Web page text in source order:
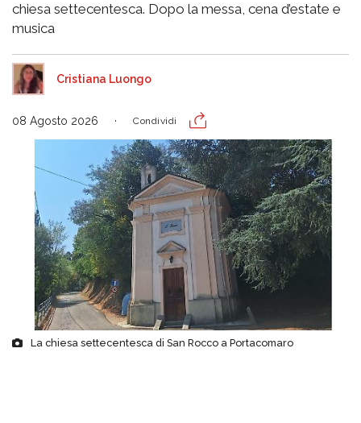
chiesa settecentesca. Dopo la messa, cena d’estate e
musica
Cristiana Luongo
08 Agosto 2026 Condividi
La chiesa settecentesca di San Rocco a Portacomaro